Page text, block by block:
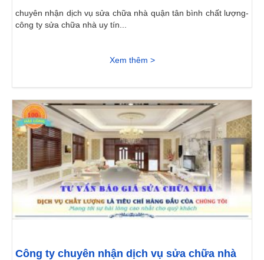
chuyên nhận dịch vụ sửa chữa nhà quận tân bình chất lượng-
công ty sửa chữa nhà uy tín...
Xem thêm >
Công ty chuyên nhận dịch vụ sửa chữa nhà